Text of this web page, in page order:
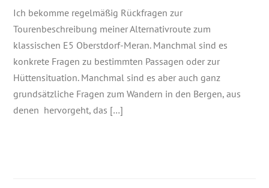
Ich bekomme regelmäßig Rückfragen zur
Tourenbeschreibung meiner Alternativroute zum
klassischen E5 Oberstdorf-Meran. Manchmal sind es
konkrete Fragen zu bestimmten Passagen oder zur
Hüttensituation. Manchmal sind es aber auch ganz
grundsätzliche Fragen zum Wandern in den Bergen, aus
denen hervorgeht, das […]